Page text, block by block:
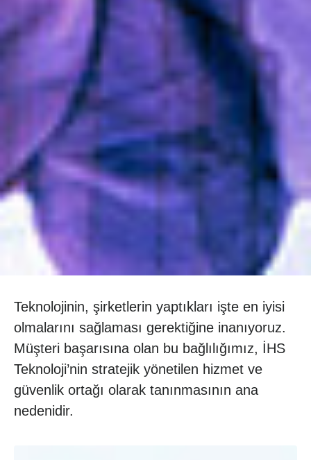
Teknolojinin, şirketlerin yaptıkları işte en iyisi
olmalarını sağlaması gerektiğine inanıyoruz.
Müşteri başarısına olan bu bağlılığımız, İHS
Teknoloji’nin stratejik yönetilen hizmet ve
güvenlik ortağı olarak tanınmasının ana
nedenidir.